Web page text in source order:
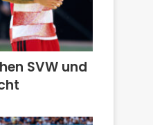
SVW und